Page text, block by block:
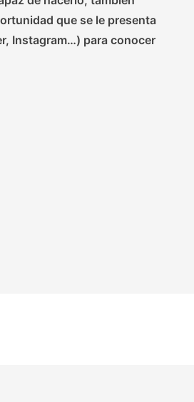
que se le presenta
Instagram…) para conocer